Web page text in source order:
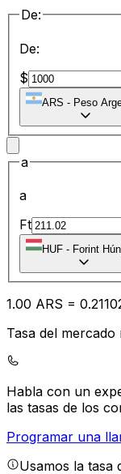
De:
De:
$
ARS - Peso
a
a
Ft
HUF - Forint
1.00 ARS = 0.21
Tasa del mercado
Habla con un
las tasas de los
Programar una
Usamos la tasa